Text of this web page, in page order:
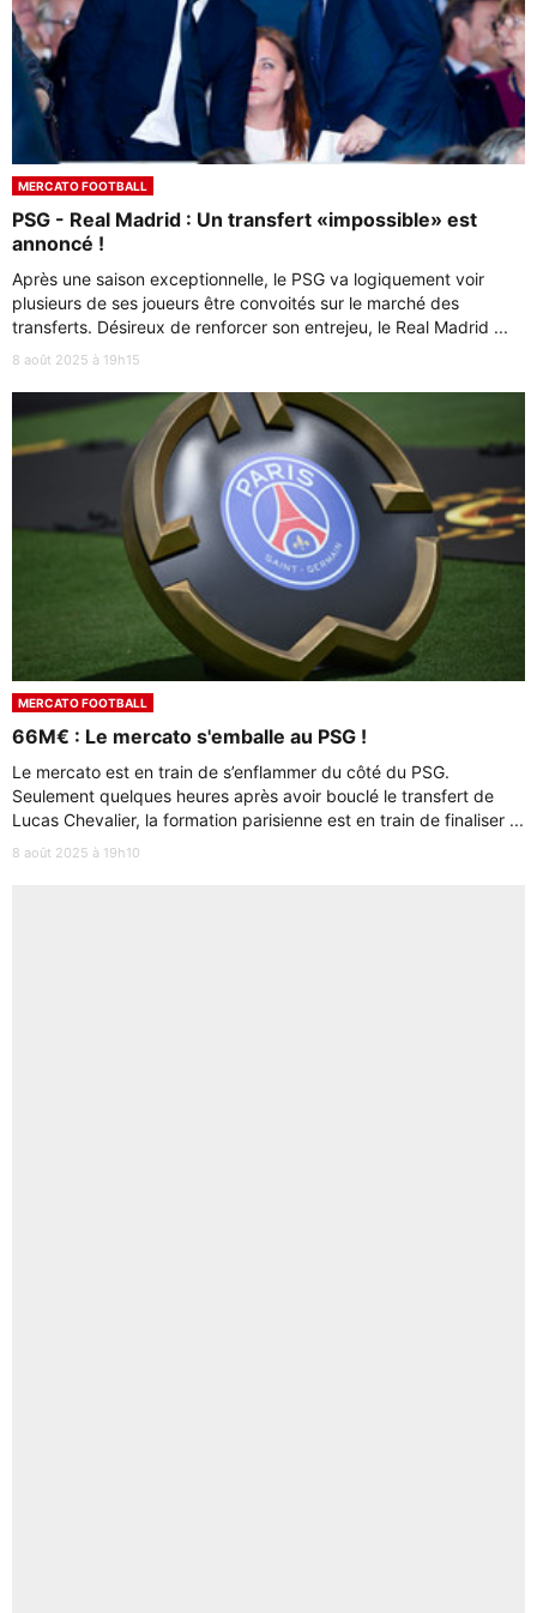
MERCATO FOOTBALL
PSG - Real Madrid : Un transfert «impossible» est
annoncé !
Après une saison exceptionnelle, le PSG va logiquement voir
plusieurs de ses joueurs être convoités sur le marché des
transferts. Désireux de renforcer son entrejeu, le Real Madrid ...
8 août 2025 à 19h15
MERCATO FOOTBALL
66M€ : Le mercato s'emballe au PSG !
Le mercato est en train de s’enflammer du côté du PSG.
Seulement quelques heures après avoir bouclé le transfert de
Lucas Chevalier, la formation parisienne est en train de finaliser ...
8 août 2025 à 19h10